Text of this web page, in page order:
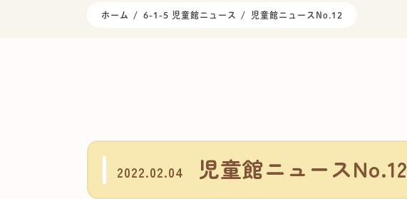
ホーム 6-1-5 児童館ニュース 児童館ニュースNo.12
2022.02.04 児童館ニュースNo.12